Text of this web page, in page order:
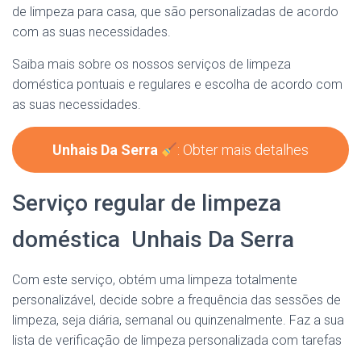
de limpeza para casa, que são personalizadas de acordo
com as suas necessidades.
Saiba mais sobre os nossos serviços de limpeza
doméstica pontuais e regulares e escolha de acordo com
as suas necessidades.
Unhais Da Serra : Obter mais detalhes
Serviço regular de limpeza
doméstica Unhais Da Serra
Com este serviço, obtém uma limpeza totalmente
personalizável, decide sobre a frequência das sessões de
limpeza, seja diária, semanal ou quinzenalmente. Faz a sua
lista de verificação de limpeza personalizada com tarefas